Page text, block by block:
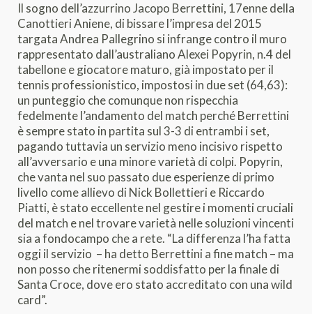
Il sogno dell’azzurrino Jacopo Berrettini, 17enne della
Canottieri Aniene, di bissare l’impresa del 2015
targata Andrea Pallegrino si infrange contro il muro
rappresentato dall’australiano Alexei Popyrin, n.4 del
tabellone e giocatore maturo, già impostato per il
tennis professionistico, impostosi in due set (64,63):
un punteggio che comunque non rispecchia
fedelmente l’andamento del match perché Berrettini
è sempre stato in partita sul 3-3 di entrambi i set,
pagando tuttavia un servizio meno incisivo rispetto
all’avversario e una minore varietà di colpi. Popyrin,
che vanta nel suo passato due esperienze di primo
livello come allievo di Nick Bollettieri e Riccardo
Piatti, è stato eccellente nel gestire i momenti cruciali
del match e nel trovare varietà nelle soluzioni vincenti
sia a fondocampo che a rete. “La differenza l’ha fatta
oggi il servizio – ha detto Berrettini a fine match – ma
non posso che ritenermi soddisfatto per la finale di
Santa Croce, dove ero stato accreditato con una wild
card”.